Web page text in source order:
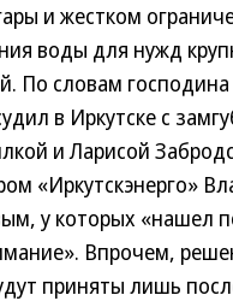
и жестком
воды для нужд
По словам господина
в Иркутске с
и Ларисой
«Иркутскэнерго»
у которых «нашел
Впрочем,
приняты лишь